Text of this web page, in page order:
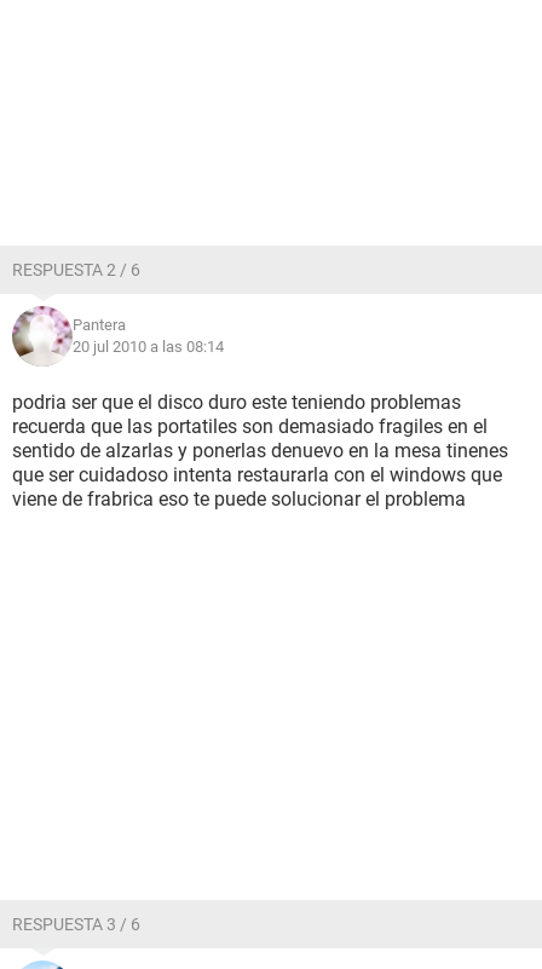
RESPUESTA 2 / 6
Pantera
20 jul 2010 a las 08:14
podria ser que el disco duro este teniendo problemas
recuerda que las portatiles son demasiado fragiles en el
sentido de alzarlas y ponerlas denuevo en la mesa tinenes
que ser cuidadoso intenta restaurarla con el windows que
viene de frabrica eso te puede solucionar el problema
RESPUESTA 3 / 6